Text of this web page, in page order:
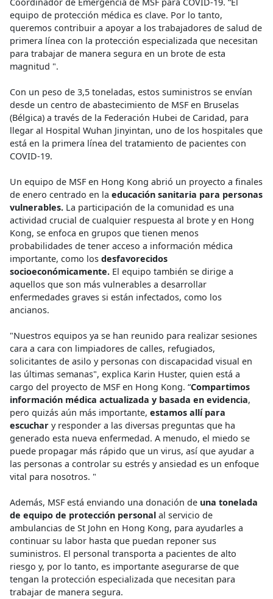
equipo de protección médica es clave. Por lo tanto,
queremos contribuir a apoyar a los trabajadores de salud de
primera línea con la protección especializada que necesitan
para trabajar de manera segura en un brote de esta
magnitud ".
Con un peso de 3,5 toneladas, estos suministros se envían
desde un centro de abastecimiento de MSF en Bruselas
(Bélgica) a través de la Federación Hubei de Caridad, para
llegar al Hospital Wuhan Jinyintan, uno de los hospitales que
está en la primera línea del tratamiento de pacientes con
COVID-19.
Un equipo de MSF en Hong Kong abrió un proyecto a finales
de enero centrado en la educación sanitaria para personas
vulnerables. La participación de la comunidad es una
actividad crucial de cualquier respuesta al brote y en Hong
Kong, se enfoca en grupos que tienen menos
probabilidades de tener acceso a información médica
importante, como los desfavorecidos
socioeconómicamente. El equipo también se dirige a
aquellos que son más vulnerables a desarrollar
enfermedades graves si están infectados, como los
ancianos.
"Nuestros equipos ya se han reunido para realizar sesiones
cara a cara con limpiadores de calles, refugiados,
solicitantes de asilo y personas con discapacidad visual en
las últimas semanas", explica Karin Huster, quien está a
cargo del proyecto de MSF en Hong Kong. “Compartimos
información médica actualizada y basada en evidencia,
pero quizás aún más importante, estamos allí para
escuchar y responder a las diversas preguntas que ha
generado esta nueva enfermedad. A menudo, el miedo se
puede propagar más rápido que un virus, así que ayudar a
las personas a controlar su estrés y ansiedad es un enfoque
vital para nosotros. "
Además, MSF está enviando una donación de una tonelada
de equipo de protección personal al servicio de
ambulancias de St John en Hong Kong, para ayudarles a
continuar su labor hasta que puedan reponer sus
suministros. El personal transporta a pacientes de alto
riesgo y, por lo tanto, es importante asegurarse de que
tengan la protección especializada que necesitan para
trabajar de manera segura.